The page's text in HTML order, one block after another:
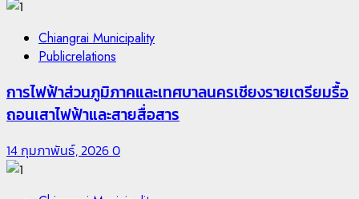
Chiangrai Municipality
Publicrelations
การไฟฟ้าส่วนภูมิภาคและเทศบาลนครเชียงรายเตรียมรื้อ
ถอนเสาไฟฟ้าและสายสื่อสาร
14 กุมภาพันธ์, 20260